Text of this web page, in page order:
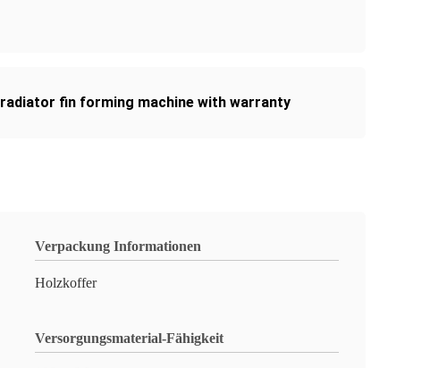
radiator fin forming machine with warranty
Verpackung Informationen
Holzkoffer
Versorgungsmaterial-Fähigkeit